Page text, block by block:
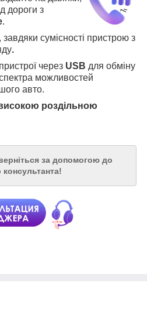
дороги з
.
сумісності пристрою з
.
через USB для обміну
можливостей
авто.
роздільною
за допомогою до
консультанта!